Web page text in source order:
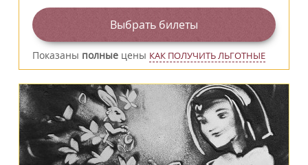
Выбрать билеты
Показаны полные цены КАК ПОЛУЧИТЬ ЛЬГОТНЫЕ